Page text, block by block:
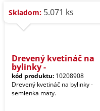
Skladom: 5.071 ks
Drevený kvetináč na
bylinky -
kód produktu: 10208908
Drevený kvetináč na bylinky -
semienka mäty.